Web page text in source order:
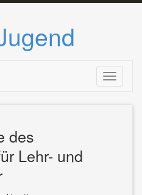
Toggle
des
Lehr- und